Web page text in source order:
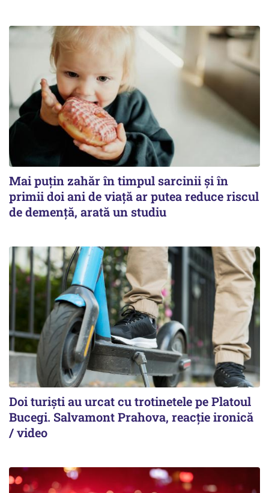
Mai puțin zahăr în timpul sarcinii și în
primii doi ani de viață ar putea reduce riscul
de demență, arată un studiu
Doi turiști au urcat cu trotinetele pe Platoul
Bucegi. Salvamont Prahova, reacție ironică
/ video